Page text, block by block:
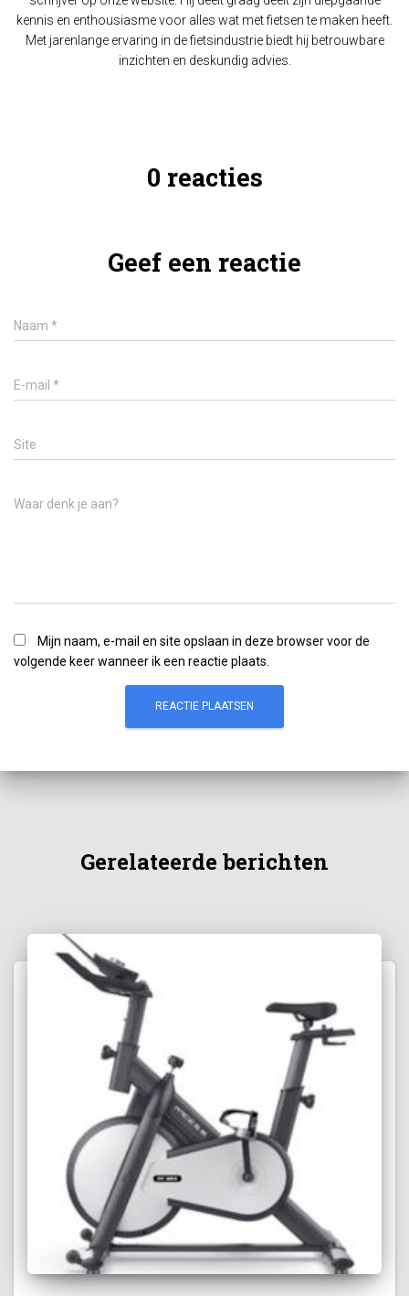
kennis en enthousiasme voor alles wat met fietsen te maken heeft.
Met jarenlange ervaring in de fietsindustrie biedt hij betrouwbare
inzichten en deskundig advies.
0 reacties
Geef een reactie
Naam *
E-mail *
Site
Waar denk je aan?
Mijn naam, e-mail en site opslaan in deze browser voor de
volgende keer wanneer ik een reactie plaats.
Gerelateerde berichten